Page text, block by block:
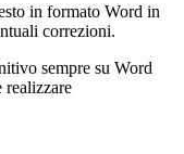
in formato Word in
correzioni.
sempre su Word
realizzare